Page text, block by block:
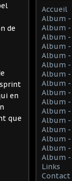
de
en
que
Accueil
Album -
Album -
Album -
Album -
Album -
Album -
Album -
Album -
Album -
Album -
Album -
Album -
Album -
Album -
Album -
Album -
Links
Contact